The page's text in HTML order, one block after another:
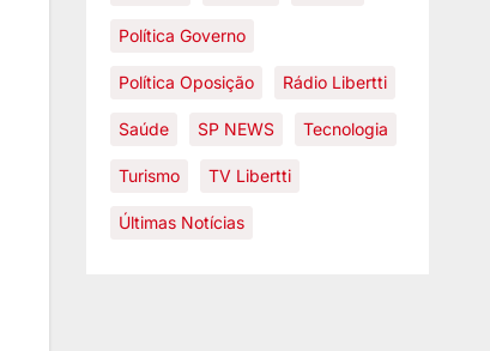
Política Governo
Política Oposição Rádio Libertti
Saúde SP NEWS Tecnologia
Turismo TV Libertti
Últimas Notícias